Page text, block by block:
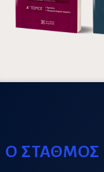
Ο ΣΤΑΘΜΟΣ